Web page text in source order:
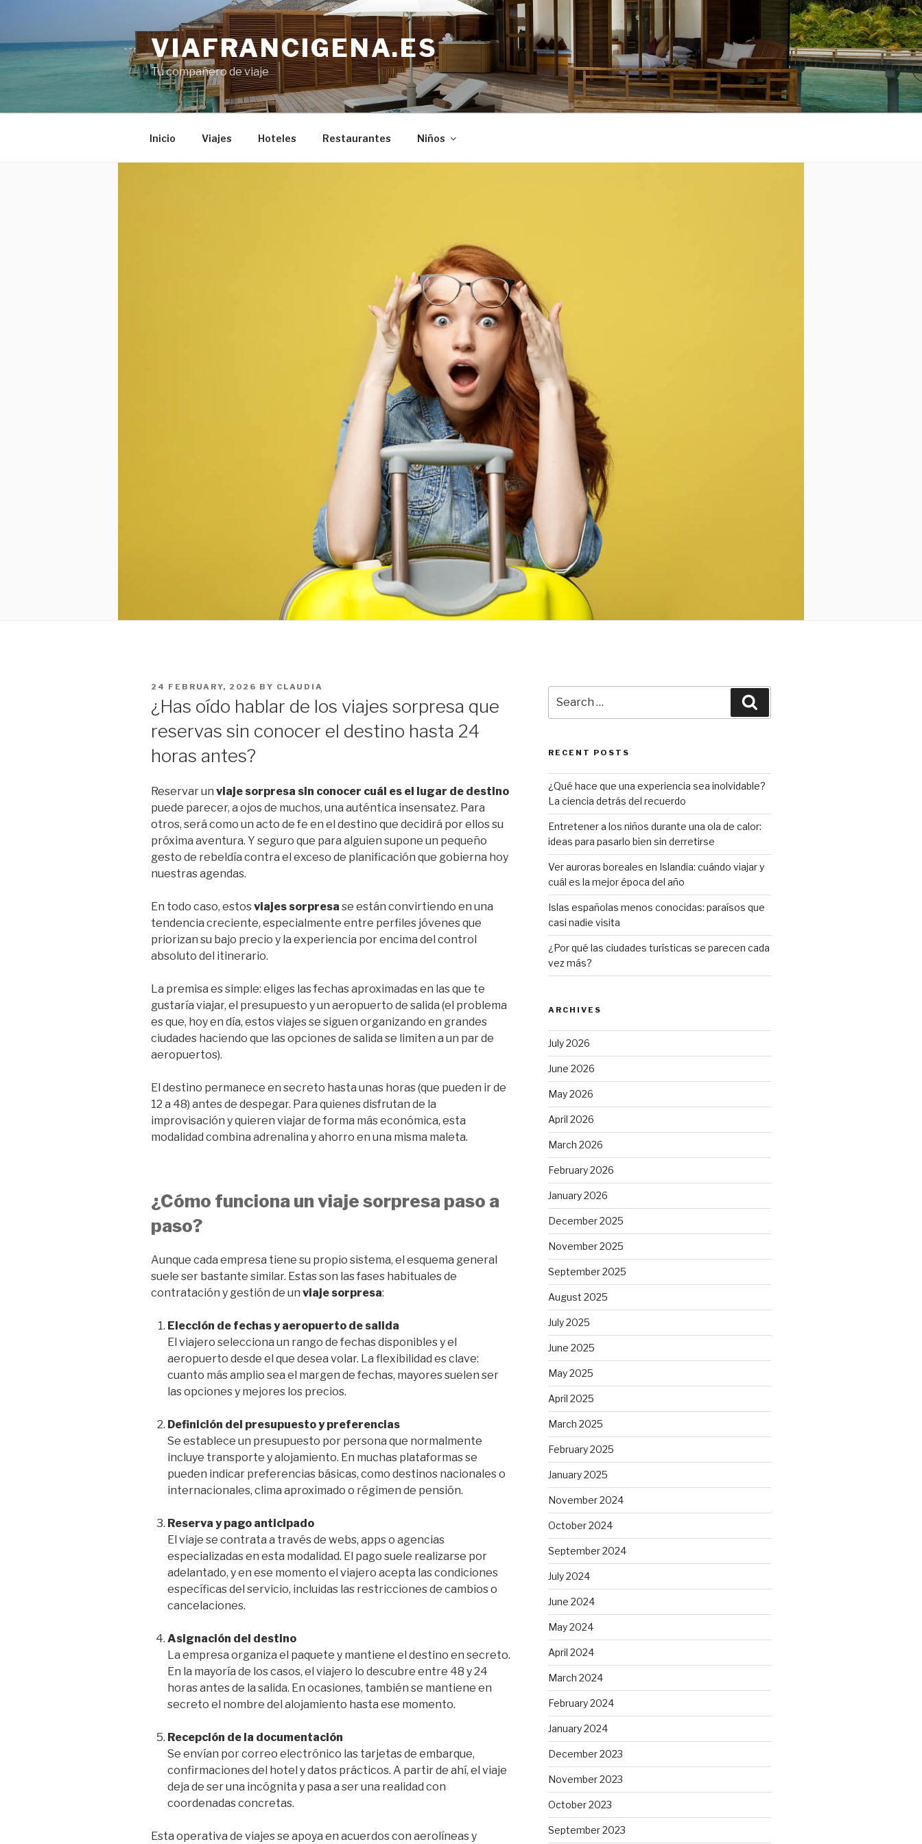
content
VIAFRANCIGENA.ES
Tu compañero de viaje
Inicio Viajes Hoteles Restaurantes Niños
POSTED
24 FEBRUARY, 2026 BY CLAUDIA
¿Has oído hablar de los viajes sorpresa que
reservas sin conocer el destino hasta 24
horas antes?
Reservar un viaje sorpresa sin conocer cuál es el lugar de destino
puede parecer, a ojos de muchos, una auténtica insensatez. Para
otros, será como un acto de fe en el destino que decidirá por ellos su
próxima aventura. Y seguro que para alguien supone un pequeño
gesto de rebeldía contra el exceso de planificación que gobierna hoy
nuestras agendas.
En todo caso, estosviajes sorpresa se están convirtiendo en una
tendencia creciente, especialmente entre perfiles jóvenes que
priorizan su bajo precio y la experiencia por encima del control
absoluto del itinerario.
La premisa es simple: eliges las fechas aproximadas en las que te
gustaría viajar, el presupuesto y un aeropuerto de salida (el problema
es que, hoy en día, estos viajes se siguen organizando en grandes
ciudades haciendo que las opciones de salida se limiten a un par de
aeropuertos).
El destino permanece en secreto hasta unas horas (que pueden ir de
12 a 48) antes de despegar. Para quienes disfrutan de la
improvisación y quieren viajar de forma más económica, esta
modalidad combina adrenalina y ahorro en una misma maleta.
¿Cómo funciona un viaje sorpresa paso a
paso?
Aunque cada empresa tiene su propio sistema, el esquema general
suele ser bastante similar. Estas son las fases habituales de
contratación y gestión de un viaje sorpresa:
Elección de fechas y aeropuerto de salida
El viajero selecciona un rango de fechas disponibles y el
aeropuerto desde el que desea volar. La flexibilidad es clave:
cuanto más amplio sea el margen de fechas, mayores suelen ser
las opciones y mejores los precios.
Definición del presupuesto y preferencias
Se establece un presupuesto por persona que normalmente
incluye transporte y alojamiento. En muchas plataformas se
pueden indicar preferencias básicas, como destinos nacionales o
internacionales, clima aproximado o régimen de pensión.
Reserva y pago anticipado
El viaje se contrata a través de webs, apps o agencias
especializadas en esta modalidad. El pago suele realizarse por
adelantado, y en ese momento el viajero acepta las condiciones
específicas del servicio, incluidas las restricciones de cambios o
cancelaciones.
Asignación del destino
La empresa organiza el paquete y mantiene el destino en secreto.
En la mayoría de los casos, el viajero lo descubre entre 48 y 24
horas antes de la salida. En ocasiones, también se mantiene en
secreto el nombre del alojamiento hasta ese momento.
Recepción de la documentación
Se envían por correo electrónico las tarjetas de embarque,
confirmaciones del hotel y datos prácticos. A partir de ahí, el viaje
deja de ser una incógnita y pasa a ser una realidad con
coordenadas concretas.
Esta operativa de viajes se apoya en acuerdos con aerolíneas y
for:
RECENT POSTS
¿Qué hace que una experiencia sea inolvidable?
La ciencia detrás del recuerdo
Entretener a los niños durante una ola de calor:
ideas para pasarlo bien sin derretirse
Ver auroras boreales en Islandia: cuándo viajar y
cuál es la mejor época del año
Islas españolas menos conocidas: paraísos que
casi nadie visita
¿Por qué las ciudades turísticas se parecen cada
vez más?
ARCHIVES
July 2026
June 2026
May 2026
April 2026
March 2026
February 2026
January 2026
December 2025
November 2025
September 2025
August 2025
July 2025
June 2025
May 2025
April 2025
March 2025
February 2025
January 2025
November 2024
October 2024
September 2024
July 2024
June 2024
May 2024
April 2024
March 2024
February 2024
January 2024
December 2023
November 2023
October 2023
September 2023